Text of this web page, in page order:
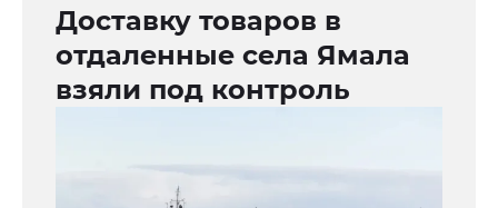
Доставку товаров в
отдаленные села Ямала
взяли под контроль